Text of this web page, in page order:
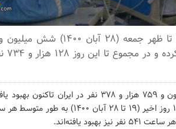
۵۵۹
، از سوی دیگر، پنج میلیون و ۷۵۹ هزار و ۳۷۸ نفر در ایران